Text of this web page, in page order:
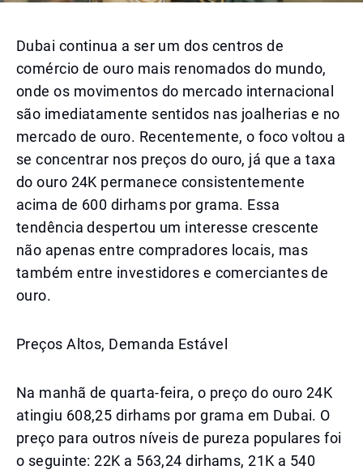
Dubai continua a ser um dos centros de
comércio de ouro mais renomados do mundo,
onde os movimentos do mercado internacional
são imediatamente sentidos nas joalherias e no
mercado de ouro. Recentemente, o foco voltou a
se concentrar nos preços do ouro, já que a taxa
do ouro 24K permanece consistentemente
acima de 600 dirhams por grama. Essa
tendência despertou um interesse crescente
não apenas entre compradores locais, mas
também entre investidores e comerciantes de
ouro.
Preços Altos, Demanda Estável
Na manhã de quarta-feira, o preço do ouro 24K
atingiu 608,25 dirhams por grama em Dubai. O
preço para outros níveis de pureza populares foi
o seguinte: 22K a 563,24 dirhams, 21K a 540